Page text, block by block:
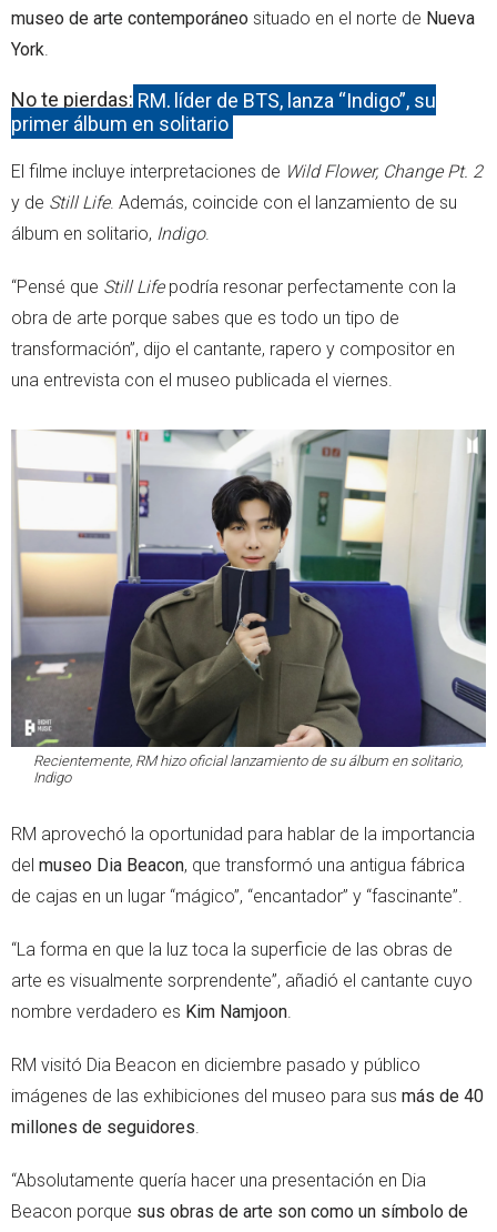
museo de arte contemporáneo situado en el norte de Nueva
York.
No te pierdas: RM, líder de BTS, lanza “Indigo”, su
primer álbum en solitario
El filme incluye interpretaciones de Wild Flower, Change Pt. 2
y de Still Life. Además, coincide con el lanzamiento de su
álbum en solitario, Indigo.
“Pensé que Still Lifepodría resonar perfectamente con la
obra de arte porque sabes que es todo un tipo de
transformación”, dijo el cantante, rapero y compositor en
una entrevista con el museo publicada el viernes.
Recientemente, RM hizo oficial lanzamiento de su álbum en solitario,
Indigo
RM aprovechó la oportunidad para hablar de la importancia
del museo Dia Beacon, que transformó una antigua fábrica
de cajas en un lugar “mágico”, “encantador” y “fascinante”.
“La forma en que la luz toca la superficie de las obras de
arte es visualmente sorprendente”, añadió el cantante cuyo
nombre verdadero es Kim Namjoon
RM visitó Dia Beacon en diciembre pasado y público
imágenes de las exhibiciones del museo para sus más de 40
millones de seguidores
“Absolutamente quería hacer una presentación en Dia
Beacon porque sus obras de arte son como un símbolo de